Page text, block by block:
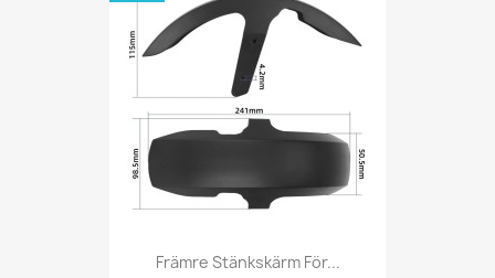
Främre Stänkskärm För...